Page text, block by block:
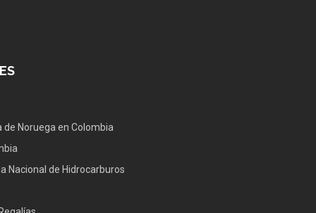
de Noruega en Colombia
Nacional de Hidrocarburos